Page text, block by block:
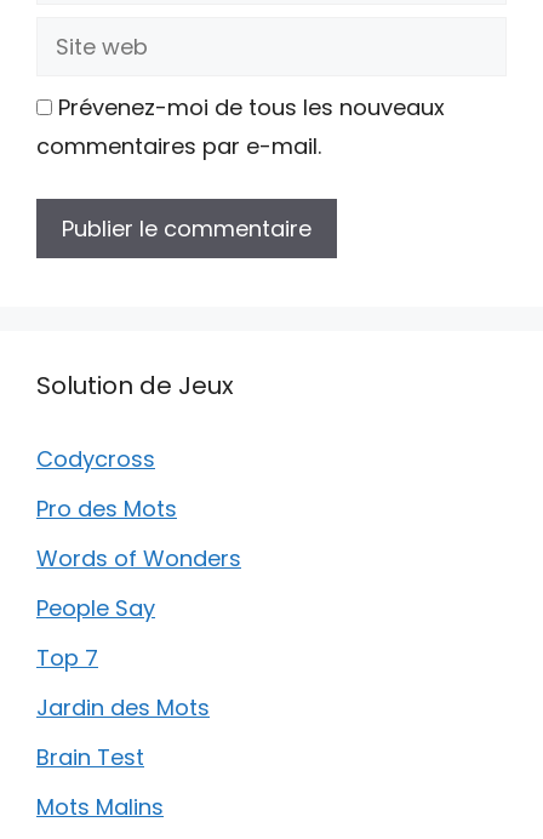
Site
Prévenez-moi de tous les nouveaux
commentaires par e-mail.
Solution de Jeux
Codycross
Pro des Mots
Words of Wonders
People Say
Top 7
Jardin des Mots
Brain Test
Mots Malins